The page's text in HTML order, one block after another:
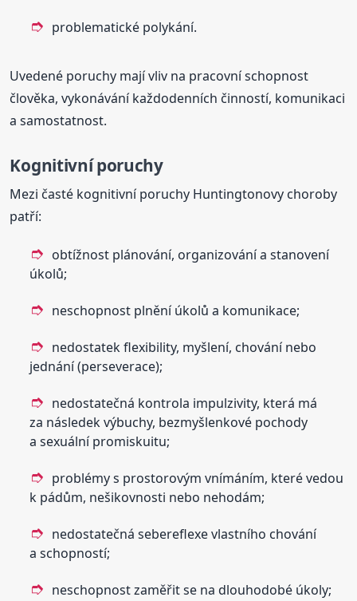
problematické polykání.
Uvedené poruchy mají vliv na pracovní schopnost
člověka, vykonávání každodenních činností, komunikaci
a samostatnost.
Kognitivní poruchy
Mezi časté kognitivní poruchy Huntingtonovy choroby
patří:
obtížnost plánování, organizování a stanovení
úkolů;
neschopnost plnění úkolů a komunikace;
nedostatek flexibility, myšlení, chování nebo
jednání (perseverace);
nedostatečná kontrola impulzivity, která má
za následek výbuchy, bezmyšlenkové pochody
a sexuální promiskuitu;
problémy s prostorovým vnímáním, které vedou
k pádům, nešikovnosti nebo nehodám;
nedostatečná sebereflexe vlastního chování
a schopností;
neschopnost zaměřit se na dlouhodobé úkoly;